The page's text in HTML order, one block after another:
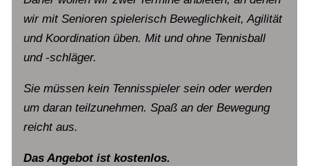
wir mit Senioren spielerisch Beweglichkeit, Agilität
und Koordination üben. Mit und ohne Tennisball
und -schläger.
Sie müssen kein Tennisspieler sein oder werden
um daran teilzunehmen. Spaß an der Bewegung
reicht aus.
Das Angebot ist kostenlos.